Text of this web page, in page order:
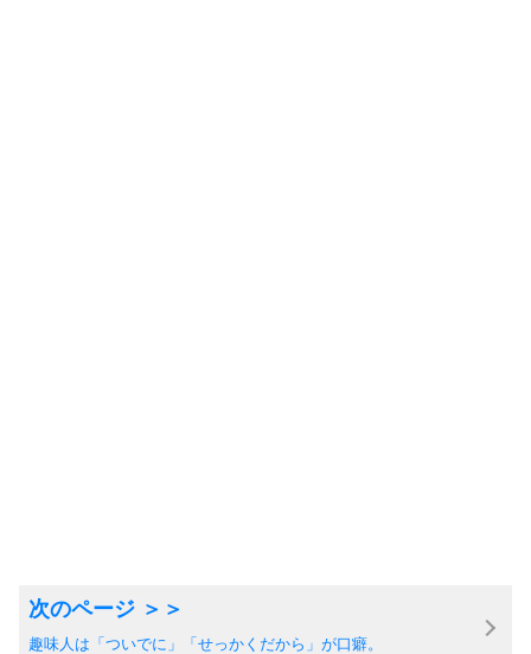
趣味人は「ついでに」「せっかくだから」が口癖。